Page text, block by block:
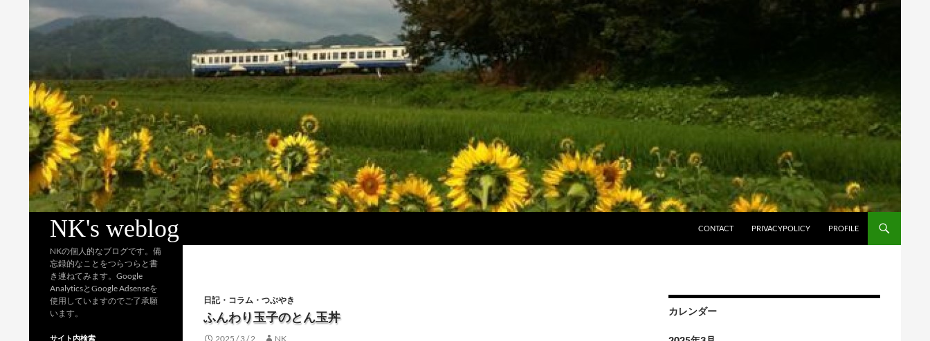
NK's weblog
CONTACT
PRIVACYPOLICY PROFILE
日記・コラム・つぶやき
ふんわり玉子のとん玉丼
2025 / 3 / 2 NK
カレンダー
NKの個人的なブログです。備
忘録的なことをつらつらと書
き連ねてみます。Google
AnalyticsとGoogle Adsenseを
使用していますのでご了承願
います。
サイト内検索